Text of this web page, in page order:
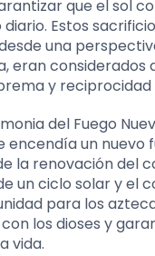
que el sol
Estos
una
eran considerados
y reciprocidad
del Fuego
encendía un nuevo
la renovación del
un ciclo solar y el
para los
los dioses y
vida.